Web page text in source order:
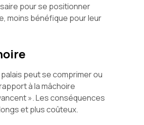
pour se positionner
moins bénéfique pour leur
peut se comprimer ou
à la mâchoire
». Les conséquences
et plus coûteux.